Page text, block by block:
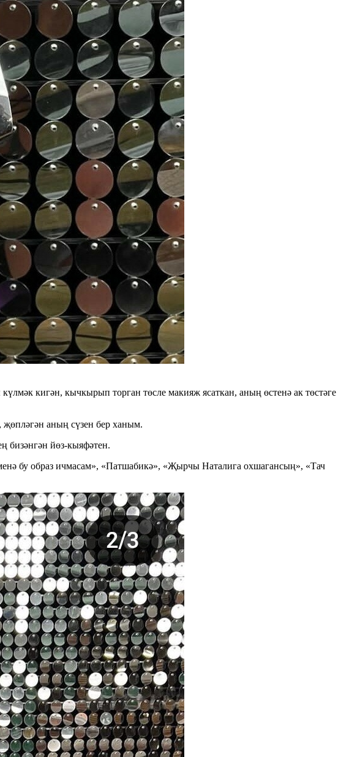
кигән, кычкырып торган төсле макияж ясаткан, аның өстенә ак төстәге
аның сүзен бер ханым.
бизәнгән йөз-кыяфәтен.
бу образ ичмасам», «Патшабикә», «Җырчы Наталига охшагансың», «Тач